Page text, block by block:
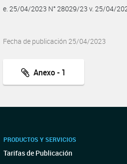
e. 25/04/2023 N° 28029/23 v. 25/04/
Fecha de publicación 25/04/2023
Anexo - 1
PRODUCTOS Y SERVICIOS
Tarifas de Publicación